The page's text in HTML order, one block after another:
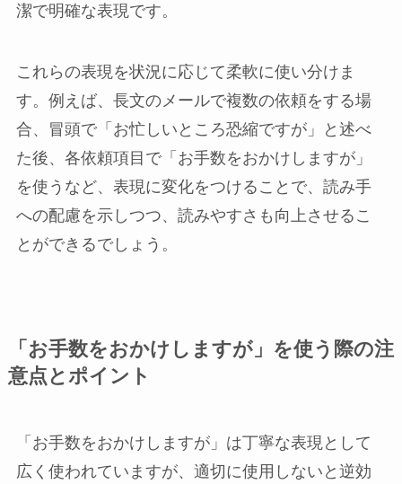
潔で明確な表現です。
これらの表現を状況に応じて柔軟に使い分けま
す。例えば、長文のメールで複数の依頼をする場
合、冒頭で「お忙しいところ恐縮ですが」と述べ
た後、各依頼項目で「お手数をおかけしますが」
を使うなど、表現に変化をつけることで、読み手
への配慮を示しつつ、読みやすさも向上させるこ
とができるでしょう。
「お手数をおかけしますが」を使う際の注
意点とポイント
「お手数をおかけしますが」は丁寧な表現として
広く使われていますが、適切に使用しないと逆効